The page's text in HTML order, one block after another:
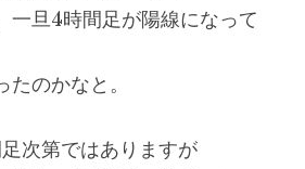
一旦4時間足が陽線になって
のかなと。
次第ではありますが